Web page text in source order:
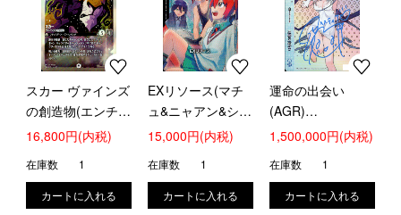
スカー ヴァインズ
の創造物(エンチャ
ンテッド)
ニー・ロルカナ
TCG]
16,800円(内税)
在庫数 1
EXリソース(マチ
ュ&ニャアン&シュ
ウジ)(SP)(C+)
15,000円(内税)
在庫数 1
運命の出会い
(AGR)
(GA10/S131-
通在庫】[ヴァイス
シュヴァルツ]
1,500,000円(内税)
在庫数 1